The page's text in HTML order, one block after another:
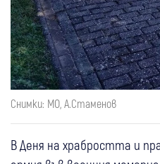
Снимки: МО, А.Стаменов
В Деня на храбростта и